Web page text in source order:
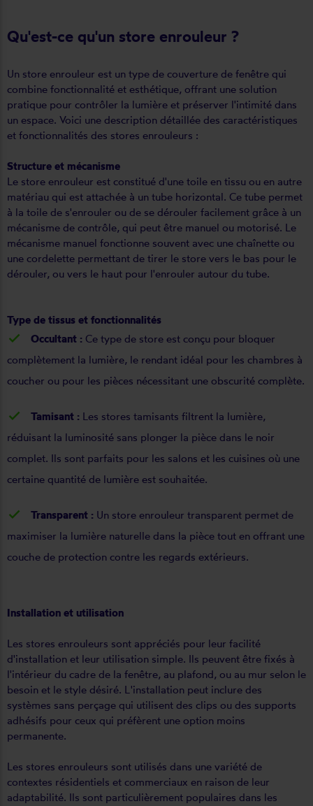
Qu'est-ce qu'un store enrouleur ?
Un store enrouleur est un type de couverture de fenêtre qui
combine fonctionnalité et esthétique, offrant une solution
pratique pour contrôler la lumière et préserver l'intimité dans
un espace. Voici une description détaillée des caractéristiques
et fonctionnalités des stores enrouleurs :
Structure et mécanisme
Le store enrouleur est constitué d'une toile en tissu ou en autre
matériau qui est attachée à un tube horizontal. Ce tube permet
à la toile de s'enrouler ou de se dérouler facilement grâce à un
mécanisme de contrôle, qui peut être manuel ou motorisé. Le
mécanisme manuel fonctionne souvent avec une chaînette ou
une cordelette permettant de tirer le store vers le bas pour le
dérouler, ou vers le haut pour l'enrouler autour du tube.
Type de tissus et fonctionnalités
Occultant : Ce type de store est conçu pour bloquer
complètement la lumière, le rendant idéal pour les chambres à
coucher ou pour les pièces nécessitant une obscurité complète.
Tamisant : Les stores tamisants filtrent la lumière,
réduisant la luminosité sans plonger la pièce dans le noir
complet. Ils sont parfaits pour les salons et les cuisines où une
certaine quantité de lumière est souhaitée.
Transparent : Un store enrouleur transparent permet de
maximiser la lumière naturelle dans la pièce tout en offrant une
couche de protection contre les regards extérieurs.
Installation et utilisation
Les stores enrouleurs sont appréciés pour leur facilité
d'installation et leur utilisation simple. Ils peuvent être fixés à
l'intérieur du cadre de la fenêtre, au plafond, ou au mur selon le
besoin et le style désiré. L'installation peut inclure des
systèmes sans perçage qui utilisent des clips ou des supports
adhésifs pour ceux qui préfèrent une option moins
permanente.
Les stores enrouleurs sont utilisés dans une variété de
contextes résidentiels et commerciaux en raison de leur
adaptabilité. Ils sont particulièrement populaires dans les